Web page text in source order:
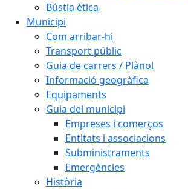
Bústia ètica
Municipi
Com arribar-hi
Transport públic
Guia de carrers / Plànol
Informació geogràfica
Equipaments
Guia del municipi
Empreses i comerços
Entitats i associacions
Subministraments
Emergències
Història